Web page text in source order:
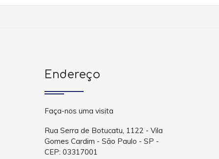
Endereço
Faça-nos uma visita
Rua Serra de Botucatu, 1122 - Vila
Gomes Cardim - São Paulo - SP -
CEP: 03317001